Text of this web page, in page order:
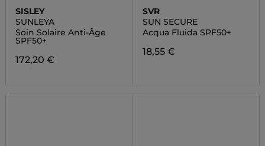
SISLEY
SUNLEYA
Soin Solaire Anti-Âge
SPF50+
172,20 €
SVR
SUN SECURE
Acqua Fluida SPF50+
18,55 €